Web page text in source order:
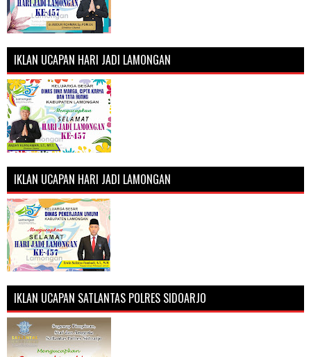
IKLAN UCAPAN HARI JADI LAMONGAN
IKLAN UCAPAN HARI JADI LAMONGAN
IKLAN UCAPAN SATLANTAS POLRES SIDOARJO